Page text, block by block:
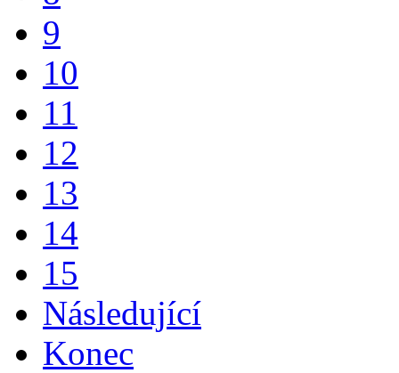
9
10
11
12
13
14
15
Následující
Konec